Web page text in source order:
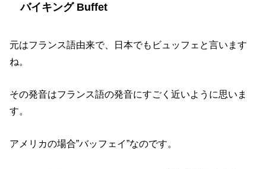
バイキング Buffet
元はフランス語由来で、日本でもビュッフェと言います
ね。
その発音はフランス語の発音にすごく近いように思いま
す。
アメリカの場合”バッフェイ”なのです。